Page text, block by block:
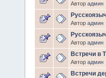
Автор админ
Автор админ
Автор админ
Встречи в
Автор админ
Встречи